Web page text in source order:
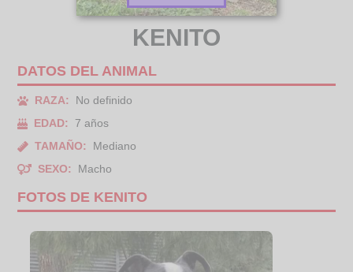
KENITO
DATOS DEL ANIMAL
RAZA:
No definido
EDAD:
7 años
TAMAÑO:
Mediano
SEXO:
Macho
FOTOS DE KENITO